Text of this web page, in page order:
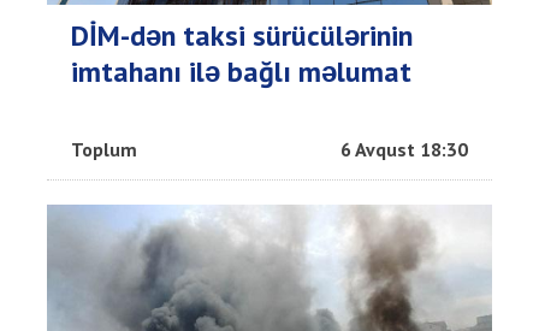
DİM-dən taksi sürücülərinin
imtahanı ilə bağlı məlumat
Toplum 6 Avqust 18:30